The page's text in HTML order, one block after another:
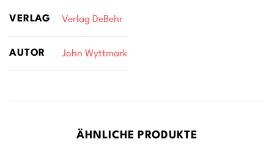
VERLAG Verlag DeBehr
AUTOR John Wyttmark
ÄHNLICHE PRODUKTE